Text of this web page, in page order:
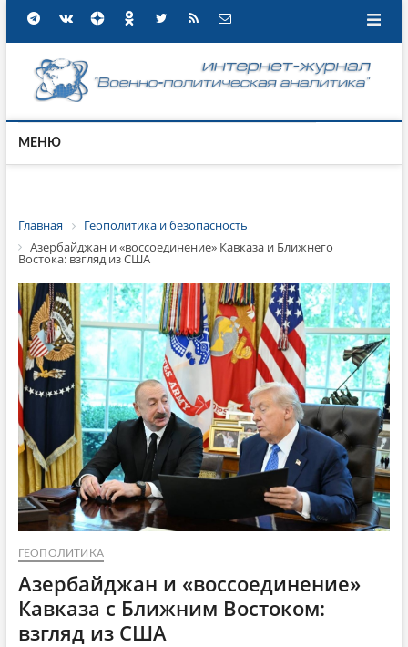
МЕНЮ
Главная
Геополитика и безопасность
Азербайджан и «воссоединение» Кавказа и Ближнего
Востока: взгляд из США
ГЕОПОЛИТИКА
Азербайджан и «воссоединение»
Кавказа c Ближним Востоком:
взгляд из США